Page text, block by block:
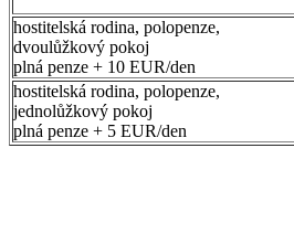
hostitelská rodina, polopenze,
dvoulůžkový pokoj
plná penze + 10 EUR/den
hostitelská rodina, polopenze,
jednolůžkový pokoj
plná penze + 5 EUR/den